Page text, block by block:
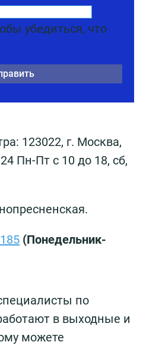
убедиться, что
123022, г. Москва,
Пн-Пт с 10 до 18, сб,
(Понедельник-
по
в выходные и
можете